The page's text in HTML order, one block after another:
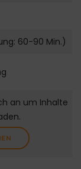
60-90 Min.)
an um Inhalte